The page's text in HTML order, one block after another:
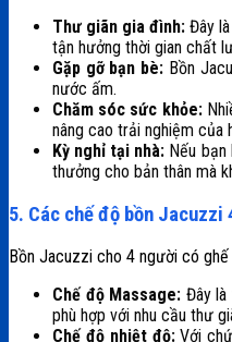
Thư giãn gia đình: Đây
tận hưởng thời gian chất
Gặp gỡ bạn bè: Bồn
nước ấm.
Chăm sóc sức khỏe:
nâng cao trải nghiệm của
Kỳ nghỉ tại nhà: Nếu
thưởng cho bản thân mà
5. Các chế độ bồn Jacuzzi
Bồn Jacuzzi cho 4 người có
Chế độ Massage: Đây
phù hợp với nhu cầu thư
Chế độ nhiệt độ:Với